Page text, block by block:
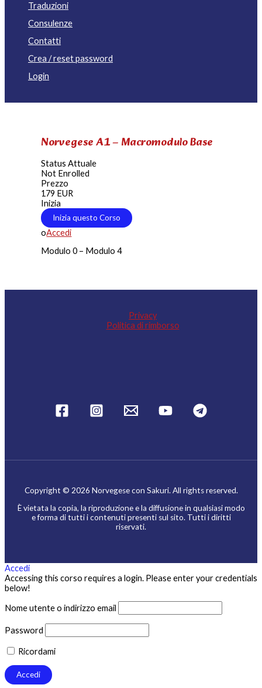
Traduzioni
Consulenze
Contatti
Crea / reset password
Login
Norvegese A1 – Macromodulo Base
Status Attuale
Not Enrolled
Prezzo
179 EUR
Inizia
oAccedi
Modulo 0 – Modulo 4
Privacy
Politica di rimborso
Copyright © 2026 Norvegese con Sakuri. All rights reserved.
È vietata la copia, la riproduzione e la diffusione in qualsiasi modo
e forma di tutti i contenuti presenti sul sito. Tutti i diritti
riservati.
Accedi
Accessing this corso requires a login. Please enter your credentials
below!
Nome utente o indirizzo email
Password
Ricordami